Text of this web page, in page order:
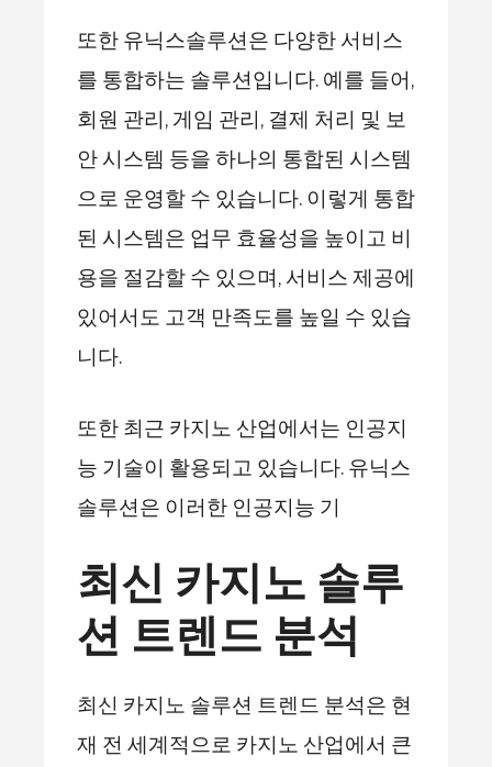
또한 유닉스솔루션은 다양한 서비스
를 통합하는 솔루션입니다. 예를 들어,
회원 관리, 게임 관리, 결제 처리 및 보
안 시스템 등을 하나의 통합된 시스템
으로 운영할 수 있습니다. 이렇게 통합
된 시스템은 업무 효율성을 높이고 비
용을 절감할 수 있으며, 서비스 제공에
있어서도 고객 만족도를 높일 수 있습
니다.
또한 최근 카지노 산업에서는 인공지
능 기술이 활용되고 있습니다. 유닉스
솔루션은 이러한 인공지능 기
최신 카지노 솔루
션 트렌드 분석
최신 카지노 솔루션 트렌드 분석은 현
재 전 세계적으로 카지노 산업에서 큰